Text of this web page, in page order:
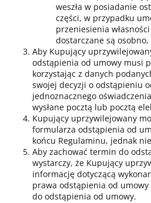
weszła w posiadanie
części, w przypadku
przeniesienia
dostarczane są
Aby Kupujący
odstąpienia od umowy musi
korzystając z danych
swojej decyzji o odstąpieniu
jednoznacznego
wysłane pocztą lub pocztą
Kupujący uprzywilejowany
formularza odstąpienia od
końcu Regulaminu, jednak
Aby zachować termin do
wystarczy, że Kupujący
informację dotyczącą
prawa odstąpienia od
do odstąpienia od umowy.